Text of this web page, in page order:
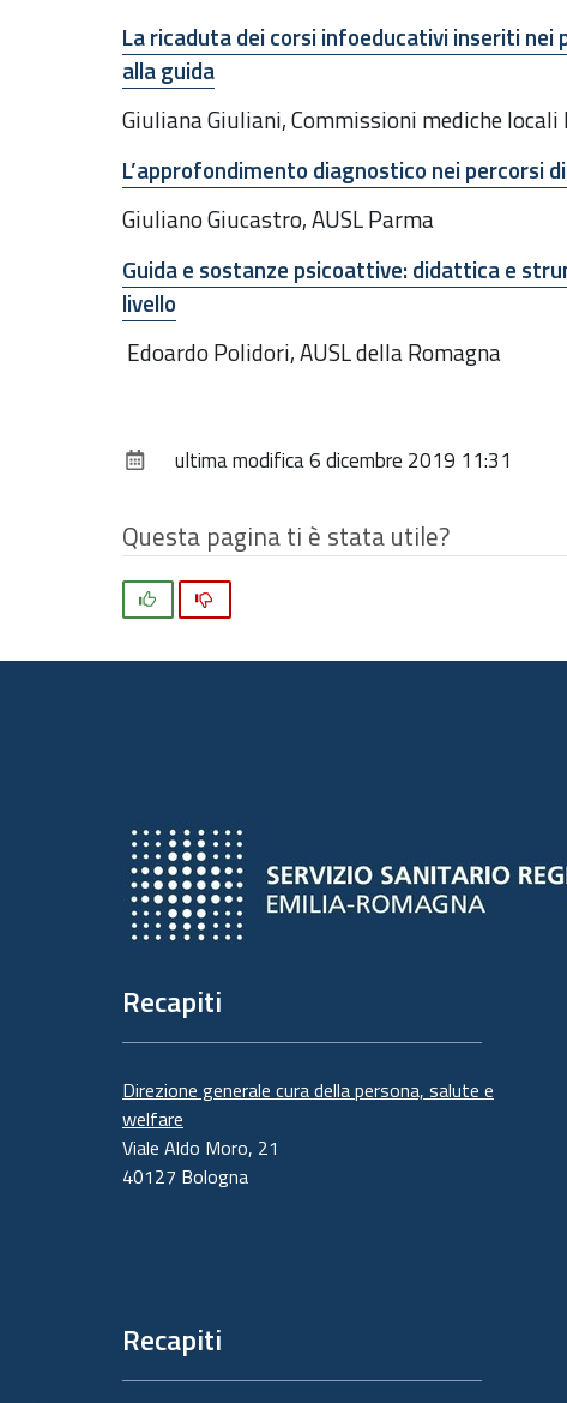
La ricaduta dei corsi infoeducativi inseriti nei
alla guida
Giuliana Giuliani, Commissioni mediche
L’approfondimento diagnostico nei percorsi
Giuliano Giucastro, AUSL Parma
Guida e sostanze psicoattive: didattica e
livello
Edoardo Polidori, AUSL della Romagna
ultima modifica6 dicembre 2019 11:31
Questa pagina ti è stata utile?
Recapiti
Direzione generale cura della persona, salute e
welfare
Viale Aldo Moro, 21
40127 Bologna
Recapiti